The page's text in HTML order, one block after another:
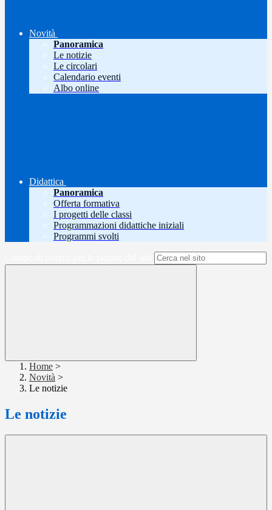
Novità
Panoramica
Le notizie
Le circolari
Calendario eventi
Albo online
Didattica
Panoramica
Offerta formativa
I progetti delle classi
Programmazioni didattiche iniziali
Programmi svolti
Home >
Novità >
Le notizie
Le notizie